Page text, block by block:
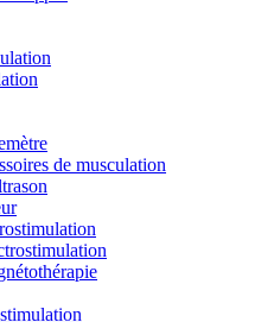
de musculation